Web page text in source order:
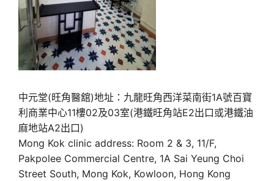
中元堂(旺角醫舘)地址：九龍旺角西洋菜南街1A號百寶
利商業中心11樓02及03室(港鐵旺角站E2出口或港鐵油
麻地站A2出口)
Mong Kok clinic address: Room 2 & 3, 11/F,
Pakpolee Commercial Centre, 1A Sai Yeung Choi
Street South, Mong Kok, Kowloon, Hong Kong